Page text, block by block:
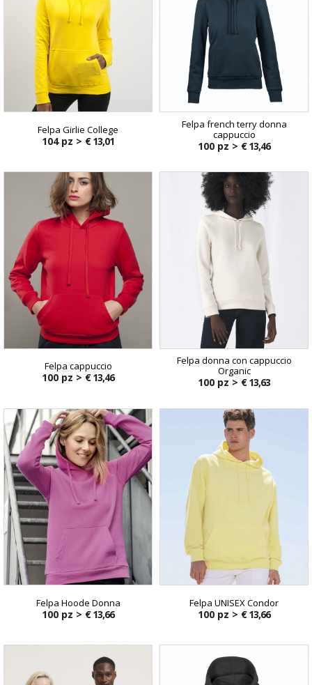
Felpa Girlie College
104 pz > € 13,01
Felpa french terry donna
cappuccio
100 pz > € 13,46
Felpa cappuccio
100 pz > € 13,46
Felpa donna con cappuccio
Organic
100 pz > € 13,63
Felpa Hoode Donna
100 pz > € 13,66
Felpa UNISEX Condor
100 pz > € 13,66